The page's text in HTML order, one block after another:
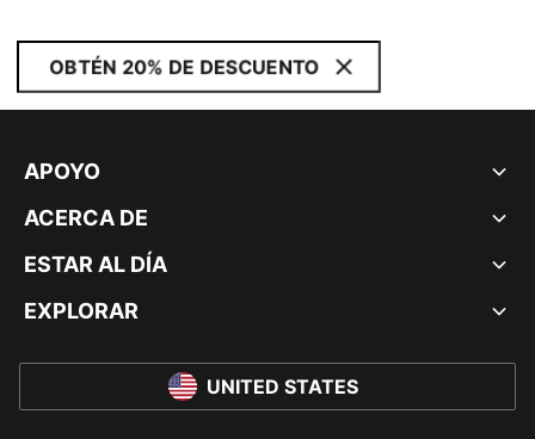
OBTÉN 20% DE DESCUENTO
APOYO
ACERCA DE
ESTAR AL DÍA
EXPLORAR
UNITED STATES